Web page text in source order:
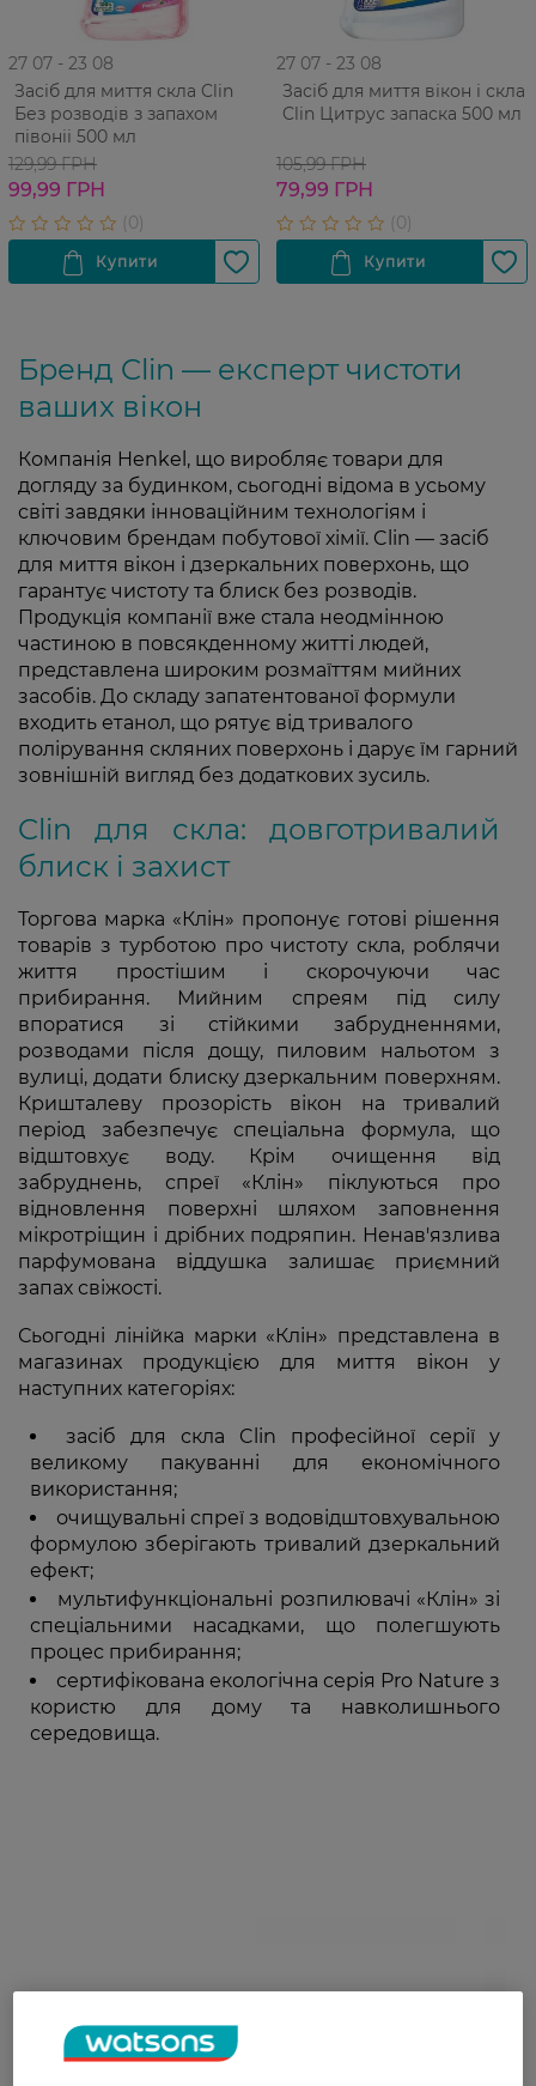
27 07 - 23 08
Засіб для миття скла Clin
Без розводів з запахом
півоніі 500 мл
129,99 ГРН
99,99 ГРН
27 07 - 23 08
Засіб для миття вікон і скла
Clin Цитрус запаска 500 мл
105,99 ГРН
79,99 ГРН
Бренд Clin — експерт чистоти
ваших вікон
Компанія Henkel, що виробляє товари для
догляду за будинком, сьогодні відома в усьому
світі завдяки інноваційним технологіям і
ключовим брендам побутової хімії. Clin — засіб
для миття вікон і дзеркальних поверхонь, що
гарантує чистоту та блиск без розводів.
Продукція компанії вже стала неодмінною
частиною в повсякденному житті людей,
представлена широким розмаїттям мийних
засобів. До складу запатентованої формули
входить етанол, що рятує від тривалого
полірування скляних поверхонь і дарує їм гарний
зовнішній вигляд без додаткових зусиль.
Clin для скла: довготривалий
блиск і захист
Торгова марка «Клін» пропонує готові рішення
товарів з турботою про чистоту скла, роблячи
життя простішим і скорочуючи час
прибирання. Мийним спреям під силу
впоратися зі стійкими забрудненнями,
розводами після дощу, пиловим нальотом з
вулиці, додати блиску дзеркальним поверхням.
Кришталеву прозорість вікон на тривалий
період забезпечує спеціальна формула, що
відштовхує воду. Крім очищення від
забруднень, спреї «Клін» піклуються про
відновлення поверхні шляхом заповнення
мікротріщин і дрібних подряпин. Ненав'язлива
парфумована віддушка залишає приємний
запах свіжості.
Сьогодні лінійка марки «Клін» представлена в
магазинах продукцією для миття вікон у
наступних категоріях:
засіб для скла Clin професійної серії у
великому пакуванні для економічного
використання;
очищувальні спреї з водовідштовхувальною
формулою зберігають тривалий дзеркальний
ефект;
мультифункціональні розпилювачі «Клін» зі
спеціальними насадками, що полегшують
процес прибирання;
сертифікована екологічна серія Pro Nature з
користю для дому та навколишнього
середовища.